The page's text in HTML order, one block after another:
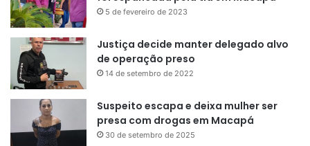
5 de fevereiro de 2023
Justiça decide manter delegado alvo
de operação preso
14 de setembro de 2022
Suspeito escapa e deixa mulher ser
presa com drogas em Macapá
30 de setembro de 2025